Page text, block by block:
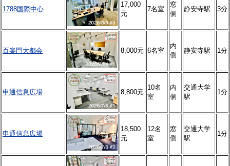
1788国際中心
17,000
元
7名室
窓
側
静安寺駅 3分
百楽門大都会 8,000元 6名室
内
側
静安寺駅 1分
申通信息広場 8,800元
10名
室
内
側
交通大学
駅
1分
申通信息広場
18,500
元
12名
室
窓
側
交通大学
駅
1分